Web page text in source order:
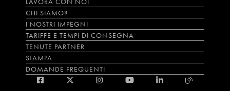
CHI SIAMO?
I NOSTRI IMPEGNI
TARIFFE E TEMPI DI CONSEGNA
TENUTE PARTNER
STAMPA
DOMANDE FREQUENTI